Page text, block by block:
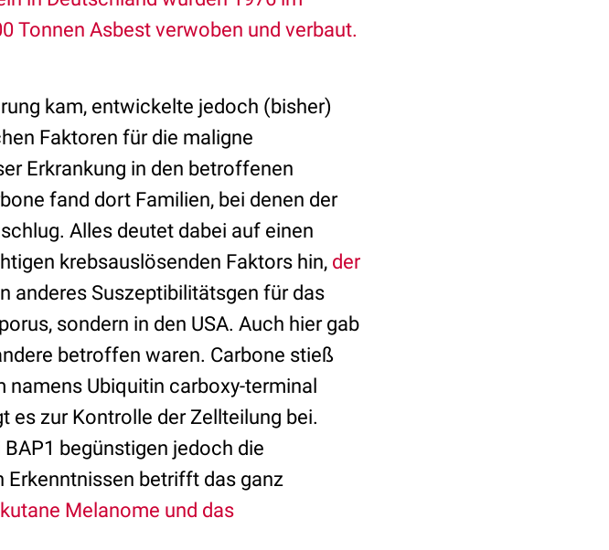
Tonnen Asbest verwoben und verbaut.
kam, entwickelte jedoch (bisher)
Faktoren für die maligne
Erkrankung in den betroffenen
fand dort Familien, bei denen der
Alles deutet dabei auf einen
krebsauslösenden Faktors hin, der
anderes Suszeptibilitätsgen für das
sondern in den USA. Auch hier gab
betroffen waren. Carbone stieß
namens Ubiquitin carboxy-terminal
es zur Kontrolle der Zellteilung bei.
begünstigen jedoch die
Erkenntnissen betrifft das ganz
Melanome und das